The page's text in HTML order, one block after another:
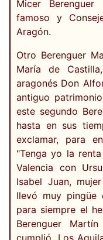
Micer
famoso y
Aragón.
Otro Berenguer
María de
aragonés Don
antiguo
este segundo
hasta en sus
exclamar, para
"Tenga yo la
Valencia con
Isabel Juan,
llevó muy
para siempre el
Berenguer
cumplió. Los